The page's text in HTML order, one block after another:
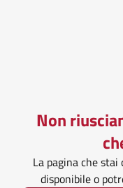
Non
La pagina che
disponibile o